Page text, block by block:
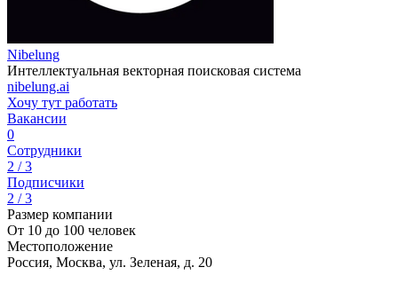
Nibelung
Интеллектуальная векторная поисковая система
nibelung.ai
Хочу тут работать
Вакансии
0
Сотрудники
2 / 3
Подписчики
2 / 3
Размер компании
От 10 до 100 человек
Местоположение
Россия, Москва, ул. Зеленая, д. 20